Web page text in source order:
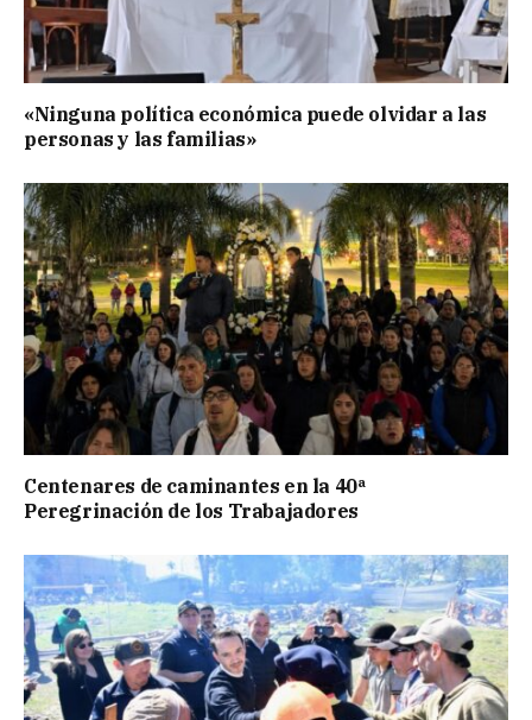
«Ninguna política económica puede olvidar a las
personas y las familias»
Centenares de caminantes en la 40ª
Peregrinación de los Trabajadores